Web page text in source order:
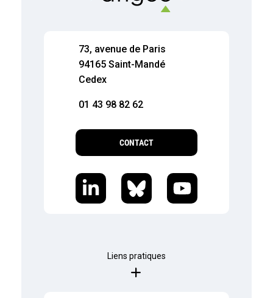
73, avenue de Paris
94165 Saint-Mandé
Cedex
01 43 98 82 62
CONTACT
Liens pratiques